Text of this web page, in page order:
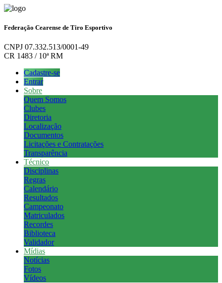
Federação Cearense de Tiro Esportivo
CNPJ 07.332.513/0001-49
CR 1483 / 10ª RM
Cadastre-se
Entrar
Sobre
Quem Somos
Clubes
Diretoria
Localização
Documentos
Licitações e Contratações
Transparência
Técnico
Disciplinas
Regras
Calendário
Resultados
Campeonato
Matriculados
Recordes
Biblioteca
Validador
Mídias
Notícias
Fotos
Vídeos